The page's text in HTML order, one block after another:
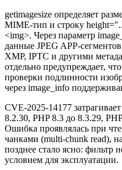
getimagesize определяет
MIME-тип и строку
<img>. Через параметр
данные JPEG APP-
XMP, IPTC и другими
отдельно предупреждает,
проверки подлинности
через image_info
CVE-2025-14177
8.2.30, PHP 8.3 до 8.3.29,
Ошибка проявлялась при
чанками (multi-chunk read),
позднее стало ясно: фильтр
условием для эксплуатации.